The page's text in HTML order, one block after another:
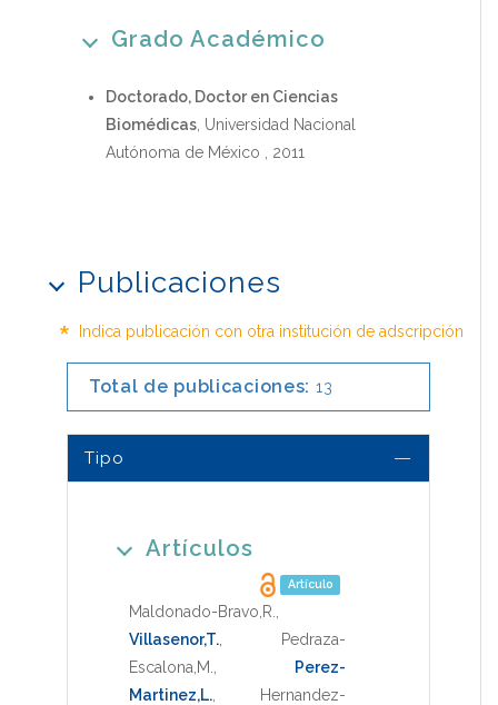
Grado Académico
Doctorado, Doctor en Ciencias
Biomédicas , Universidad Nacional
Autónoma de México , 2011
Publicaciones
* Indica publicación con otra institución de adscripción
Total de publicaciones: 13
Tipo
Artículos
Artículo
Maldonado-Bravo,R.
Villasenor,T.
Pedraza-
Escalona,M.
Perez-
Martinez,L.
Hernandez-